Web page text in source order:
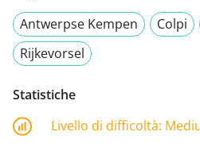
Antwerpse Kempen
Colpi
Rijkevorsel
Statistiche
Livello di difficoltà: